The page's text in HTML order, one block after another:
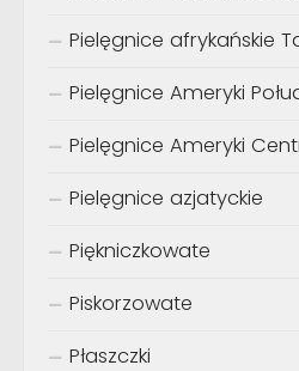
Pielęgnice afrykańskie
Pielęgnice Ameryki
Pielęgnice Ameryki
Pielęgnice azjatyckie
Piękniczkowate
Piskorzowate
Płaszczki